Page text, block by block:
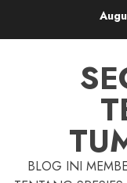
BLOG INI